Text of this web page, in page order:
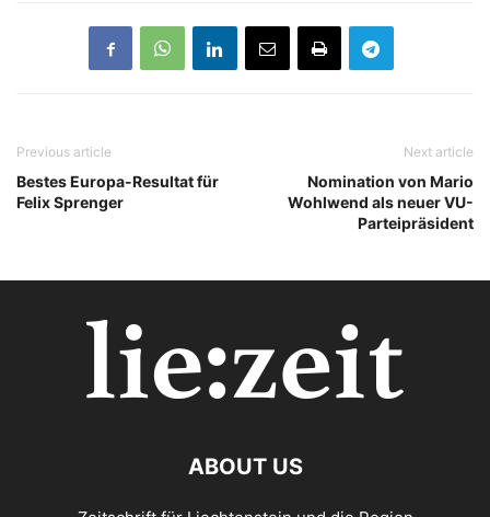
Previous article
Bestes Europa-Resultat für
Felix Sprenger
Next article
Nomination von Mario
Wohlwend als neuer VU-
Parteipräsident
ABOUT US